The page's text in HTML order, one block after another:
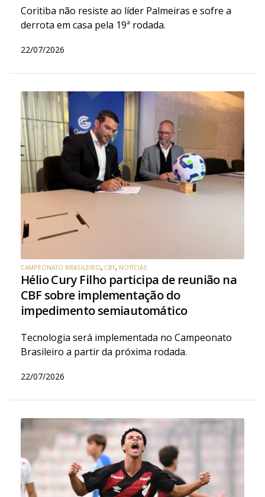
Coritiba não resiste ao líder Palmeiras e sofre a
derrota em casa pela 19ª rodada.
22/07/2026
CAMPEONATO BRASILEIRO, CBF, NOTÍCIAS
Hélio Cury Filho participa de reunião na
CBF sobre implementação do
impedimento semiautomático
Tecnologia será implementada no Campeonato
Brasileiro a partir da próxima rodada.
22/07/2026